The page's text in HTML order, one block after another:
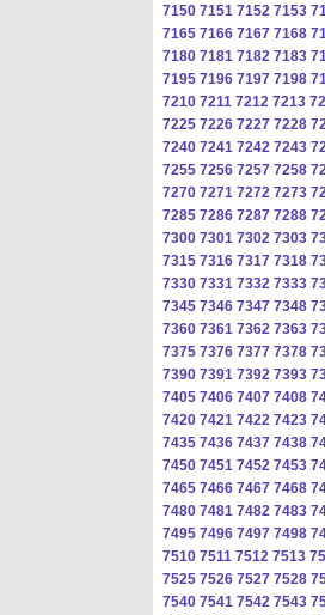
7150 7151 7152 7153
7165 7166 7167 7168
7180 7181 7182 7183
7195 7196 7197 7198
7210 7211 7212 7213
7225 7226 7227 7228
7240 7241 7242 7243
7255 7256 7257 7258
7270 7271 7272 7273
7285 7286 7287 7288
7300 7301 7302 7303
7315 7316 7317 7318
7330 7331 7332 7333
7345 7346 7347 7348
7360 7361 7362 7363
7375 7376 7377 7378
7390 7391 7392 7393
7405 7406 7407 7408
7420 7421 7422 7423
7435 7436 7437 7438
7450 7451 7452 7453
7465 7466 7467 7468
7480 7481 7482 7483
7495 7496 7497 7498
7510 7511 7512 7513
7525 7526 7527 7528
7540 7541 7542 7543